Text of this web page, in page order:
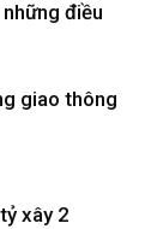
điều
giao thông
xây 2